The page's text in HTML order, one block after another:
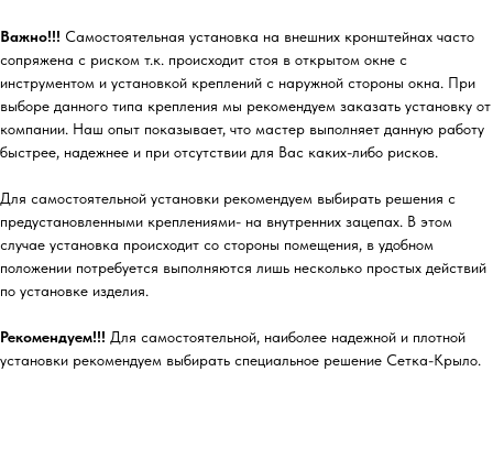
Важно!!! Самостоятельная установка на внешних кронштейнах часто
сопряжена с риском т.к. происходит стоя в открытом окне с
инструментом и установкой креплений с наружной стороны окна. При
выборе данного типа крепления мы рекомендуем заказать установку от
компании. Наш опыт показывает, что мастер выполняет данную работу
быстрее, надежнее и при отсутствии для Вас каких-либо рисков.
Для самостоятельной установки рекомендуем выбирать решения с
предустановленными креплениями- на внутренних зацепах. В этом
случае установка происходит со стороны помещения, в удобном
положении потребуется выполняются лишь несколько простых действий
по установке изделия.
Рекомендуем!!! Для самостоятельной, наиболее надежной и плотной
установки рекомендуем выбирать специальное решение Сетка-Крыло.